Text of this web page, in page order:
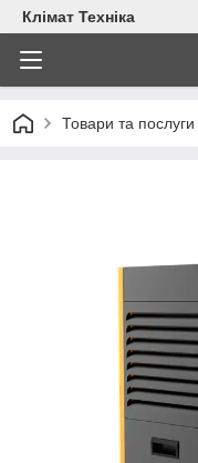
Клімат Техніка
Товари та послуги